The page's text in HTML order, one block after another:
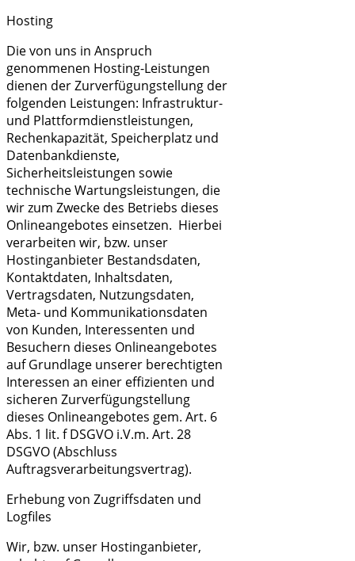
Hosting
Die von uns in Anspruch
genommenen Hosting-Leistungen
dienen der Zurverfügungstellung der
folgenden Leistungen: Infrastruktur-
und Plattformdienstleistungen,
Rechenkapazität, Speicherplatz und
Datenbankdienste,
Sicherheitsleistungen sowie
technische Wartungsleistungen, die
wir zum Zwecke des Betriebs dieses
Onlineangebotes einsetzen. Hierbei
verarbeiten wir, bzw. unser
Hostinganbieter Bestandsdaten,
Kontaktdaten, Inhaltsdaten,
Vertragsdaten, Nutzungsdaten,
Meta- und Kommunikationsdaten
von Kunden, Interessenten und
Besuchern dieses Onlineangebotes
auf Grundlage unserer berechtigten
Interessen an einer effizienten und
sicheren Zurverfügungstellung
dieses Onlineangebotes gem. Art. 6
Abs. 1 lit. f DSGVO i.V.m. Art. 28
DSGVO (Abschluss
Auftragsverarbeitungsvertrag).
Erhebung von Zugriffsdaten und
Logfiles
Wir, bzw. unser Hostinganbieter,